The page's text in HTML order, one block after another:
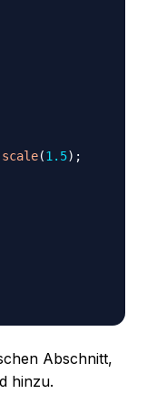
scale(1.5) ;
Abschnitt,
hinzu.